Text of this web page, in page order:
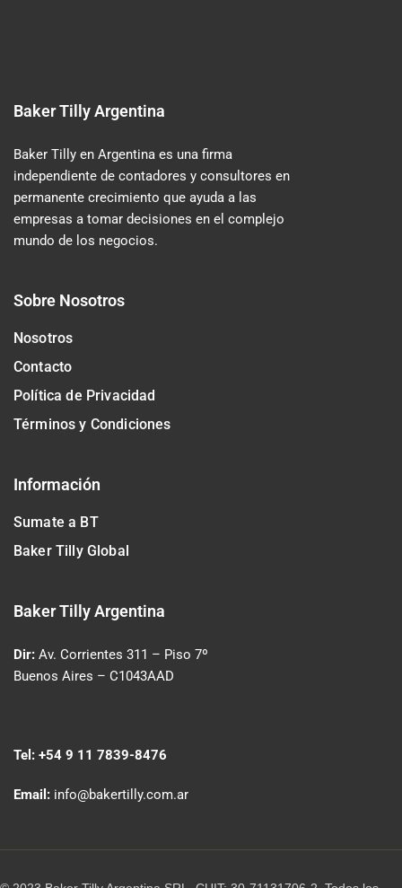
Baker Tilly Argentina
Baker Tilly en Argentina es una firma
independiente de contadores y consultores en
permanente crecimiento que ayuda a las
empresas a tomar decisiones en el complejo
mundo de los negocios.
Sobre Nosotros
Nosotros
Contacto
Política de Privacidad
Términos y Condiciones
Información
Sumate a BT
Baker Tilly Global
Baker Tilly Argentina
Dir: Av. Corrientes 311 – Piso 7º
Buenos Aires – C1043AAD
Tel: +54 9 11 7839-8476
Email: info@bakertilly.com.ar